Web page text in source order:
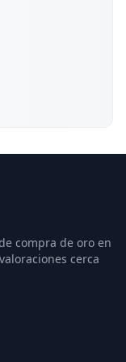
compra de oro en
cerca